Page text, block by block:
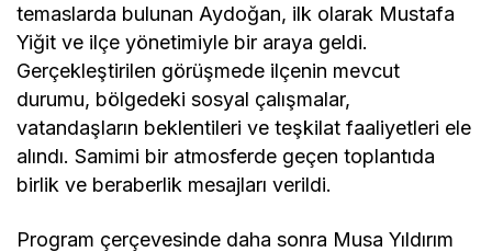
temaslarda bulunan Aydoğan, ilk olarak Mustafa
Yiğit ve ilçe yönetimiyle bir araya geldi.
Gerçekleştirilen görüşmede ilçenin mevcut
durumu, bölgedeki sosyal çalışmalar,
vatandaşların beklentileri ve teşkilat faaliyetleri ele
alındı. Samimi bir atmosferde geçen toplantıda
birlik ve beraberlik mesajları verildi.
Program çerçevesinde daha sonra Musa Yıldırım